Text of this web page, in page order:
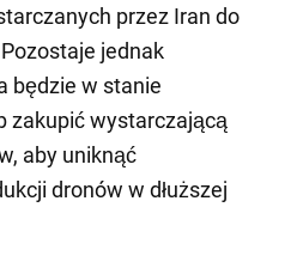
przez Iran do
jednak
będzie w stanie
zakupić wystarczającą
aby uniknąć
dronów w dłuższej